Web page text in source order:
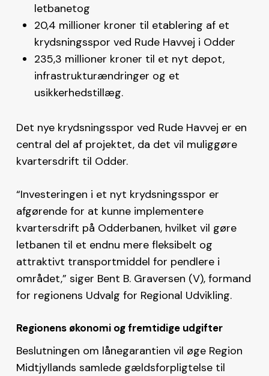
letbanetog
20,4 millioner kroner til etablering af et
krydsningsspor ved Rude Havvej i Odder
235,3 millioner kroner til et nyt depot,
infrastrukturændringer og et
usikkerhedstillæg​.
Det nye krydsningsspor ved Rude Havvej er en
central del af projektet, da det vil muliggøre
kvartersdrift til Odder.
“Investeringen i et nyt krydsningsspor er
afgørende for at kunne implementere
kvartersdrift på Odderbanen, hvilket vil gøre
letbanen til et endnu mere fleksibelt og
attraktivt transportmiddel for pendlere i
området,” siger Bent B. Graversen (V), formand
for regionens Udvalg for Regional Udvikling​.
Regionens økonomi og fremtidige udgifter
Beslutningen om lånegarantien vil øge Region
Midtjyllands samlede gældsforpligtelse til